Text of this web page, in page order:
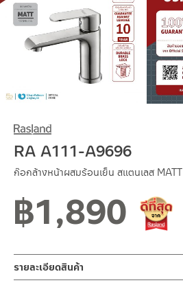
RA A111-A9696
ก๊อกล้างหน้าผสมร้อนเย็น สแตนเลส MATT
฿1,890
รายละเอียดสินค้า